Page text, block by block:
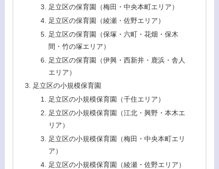
足立区の保育園（梅田・中央本町エリア）
足立区の保育園（綾瀬・佐野エリア）
足立区の保育園（保塚・六町・花畑・保木
間・竹の塚エリア）
足立区の保育園（伊興・西新井・鹿浜・舎人
エリア）
足立区の小規模保育園
足立区の小規模保育園（千住エリア）
足立区の小規模保育園（江北・興野・本木エ
リア）
足立区の小規模保育園（梅田・中央本町エリ
ア）
足立区の小規模保育園（綾瀬・佐野エリア）